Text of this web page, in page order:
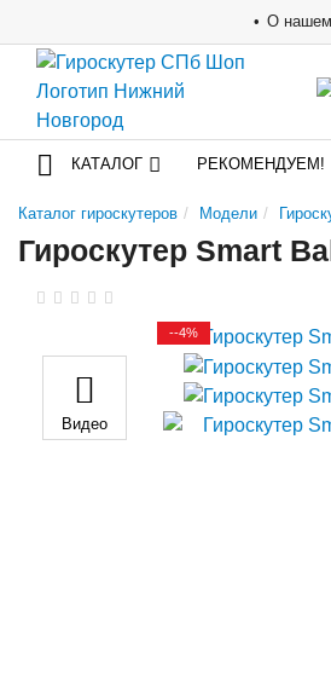
О нашем
КАТАЛОГ РЕКОМЕНДУЕМ!
Каталог гироскутеров Модели
Гироскутер Smart
Видео
--4%